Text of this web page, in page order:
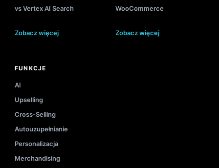
vs Vertex AI Search
Zobacz więcej
WooCommerce
Zobacz więcej
FUNKCJE
AI
Upselling
Cross-Selling
Autouzupełnianie
Personalizacja
Merchandising